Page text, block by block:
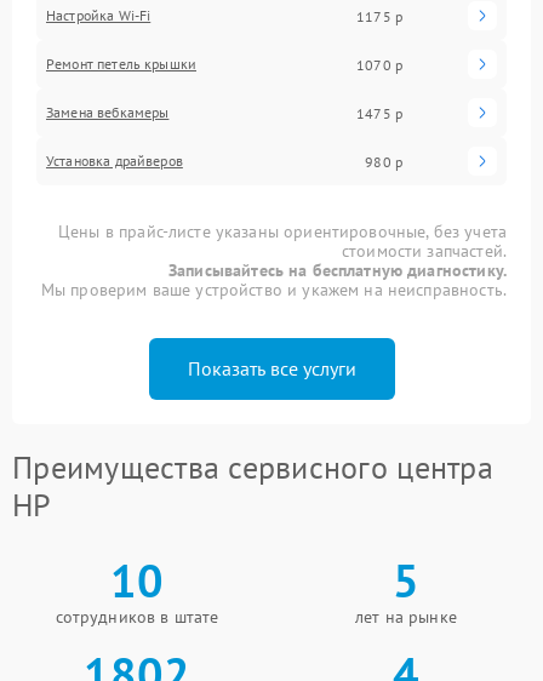
Настройка Wi-Fi 1175 р
Ремонт петель крышки 1070 р
Замена вебкамеры 1475 р
Установка драйверов 980 р
Цены в прайс-листе указаны ориентировочные, без учета
стоимости запчастей.
Записывайтесь на бесплатную диагностику.
Мы проверим ваше устройство и укажем на неисправность.
Показать все услуги
Преимущества сервисного центра
HP
10
сотрудников в штате
5
лет на рынке